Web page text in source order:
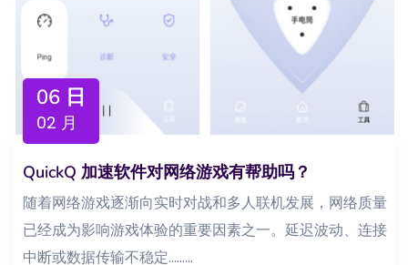
06 日
02 月
QuickQ 加速软件对网络游戏有帮助吗？
随着网络游戏逐渐向实时对战和多人联机发展，网络质量
已经成为影响游戏体验的重要因素之一。延迟波动、连接
中断或数据传输不稳定...……